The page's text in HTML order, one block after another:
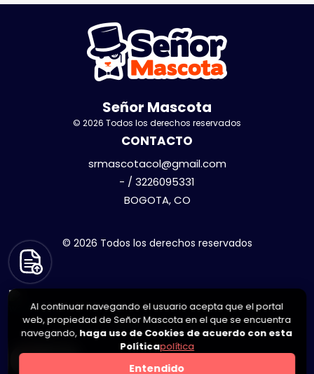
Señor Mascota
© 2026 Todos los derechos reservados
CONTACTO
srmascotacol@gmail.com
- / 3226095331
BOGOTA, CO
© 2026 Todos los derechos reservados
Al continuar navegando el usuario acepta que el portal
web, propiedad de Señor Mascota en el que se encuentra
navegando, haga uso de Cookies de acuerdo con esta
Políticapolítica
Entendido